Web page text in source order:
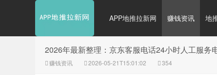
APP地推拉新网 赚钱资讯 地
2026年最新整理：京东客服电话24小时人工服务
赚钱资讯 2026-05-21T15:01:02 354